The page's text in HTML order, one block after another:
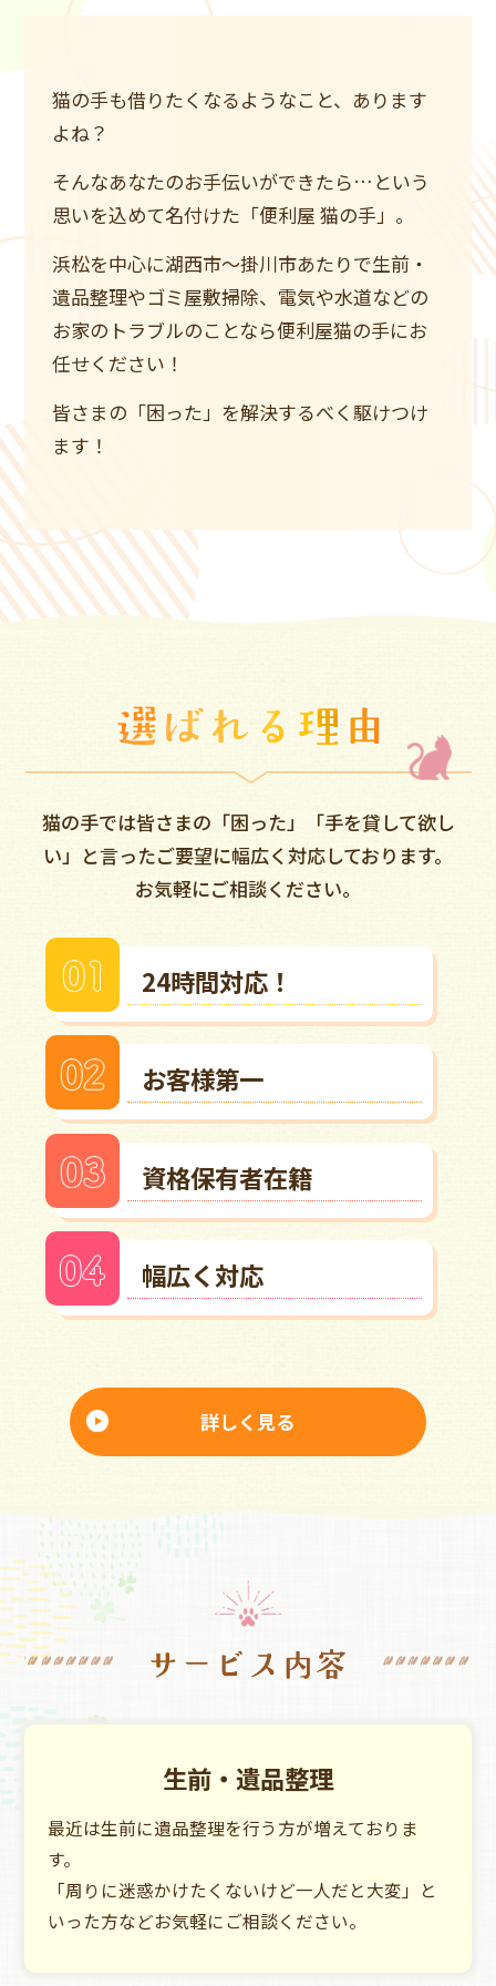
猫の手も借りたくなるようなこと、あります
よね？
そんなあなたのお手伝いができたら…という
思いを込めて名付けた「便利屋 猫の手」。
浜松を中心に湖西市～掛川市あたりで生前・
遺品整理やゴミ屋敷掃除、 電気や水道などの
お家のトラブルのことなら便利屋猫の手にお
任せください！
皆さまの「困った」を解決するべく駆けつけ
ます！
猫の手では皆さまの「困った」「手を貸して欲し
い」と言ったご要望に幅広く対応しております。
お気軽にご相談ください。
24時間対応！
お客様第一
資格保有者在籍
幅広く対応
詳しく見る
生前・遺品整理
最近は生前に遺品整理を行う方が増えておりま
す。
「周りに迷惑かけたくないけど一人だと大変」と
いった方などお気軽にご相談ください。